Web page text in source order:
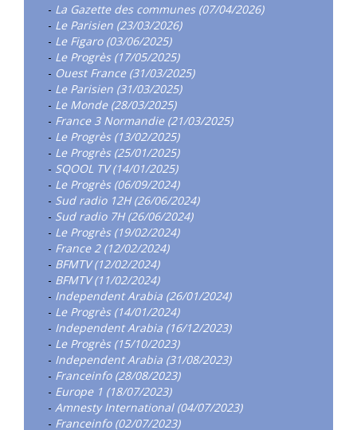
- La Gazette des communes (07/04/2026)
- Le Parisien (23/03/2026)
- Le Figaro (03/06/2025)
- Le Progrès (17/05/2025)
- Ouest France (31/03/2025)
- Le Parisien (31/03/2025)
- Le Monde (28/03/2025)
- France 3 Normandie (21/03/2025)
- Le Progrès (13/02/2025)
- Le Progrès (25/01/2025)
- SQOOL TV (14/01/2025)
- Le Progrès (06/09/2024)
- Sud radio 12H (26/06/2024)
- Sud radio 7H (26/06/2024)
- Le Progrès (19/02/2024)
- France 2 (12/02/2024)
- BFMTV (12/02/2024)
- BFMTV (11/02/2024)
- Independent Arabia (26/01/2024)
- Le Progrès (14/01/2024)
- Independent Arabia (16/12/2023)
- Le Progrès (15/10/2023)
- Independent Arabia (31/08/2023)
- Franceinfo (28/08/2023)
- Europe 1 (18/07/2023)
- Amnesty International (04/07/2023)
- Franceinfo (02/07/2023)